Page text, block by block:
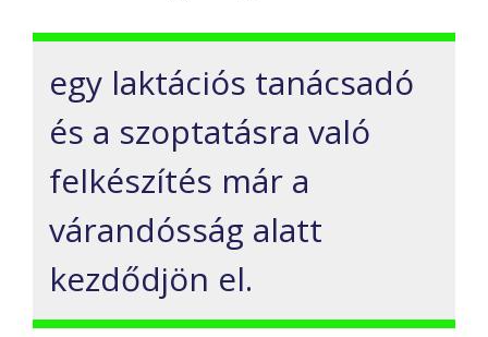
egy laktációs tanácsadó
és a szoptatásra való
felkészítés már a
várandósság alatt
kezdődjön el.